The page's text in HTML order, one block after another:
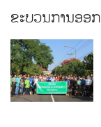
ຂະບວນການອອກ